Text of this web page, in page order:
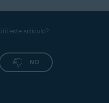
este artículo?
NO